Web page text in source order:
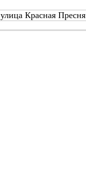
улица Красная Пресня